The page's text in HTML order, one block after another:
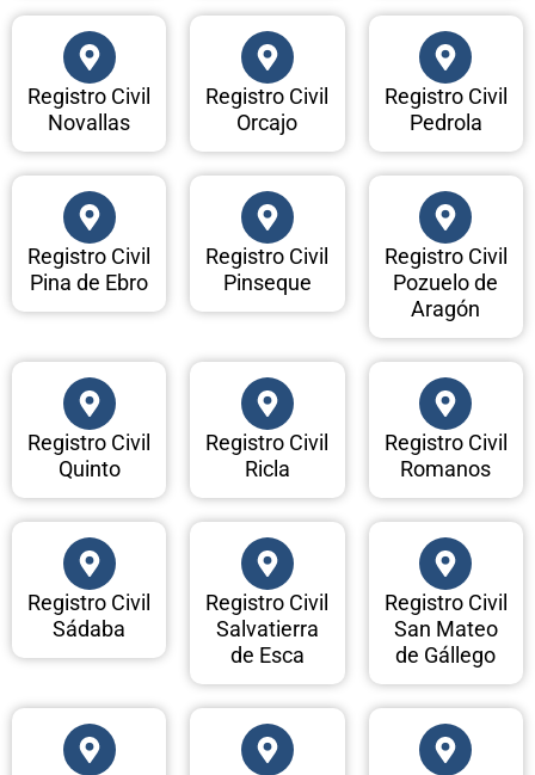
Registro Civil
Novallas
Registro Civil
Orcajo
Registro Civil
Pedrola
Registro Civil
Pina de Ebro
Registro Civil
Pinseque
Registro Civil
Pozuelo de
Aragón
Registro Civil
Quinto
Registro Civil
Ricla
Registro Civil
Romanos
Registro Civil
Sádaba
Registro Civil
Salvatierra
de Esca
Registro Civil
San Mateo
de Gállego